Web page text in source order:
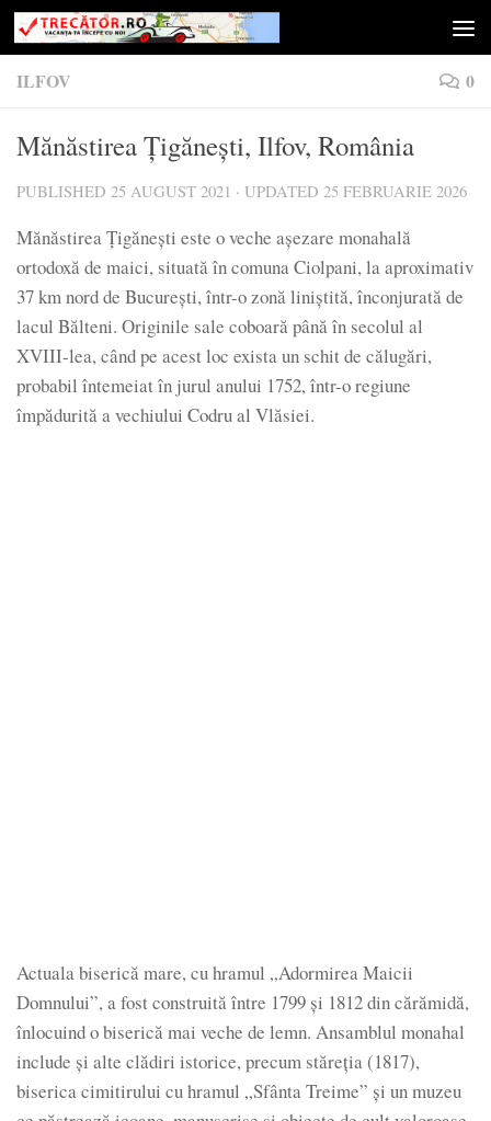
Skip to content
ILFOV 0
Mănăstirea Țigănești, Ilfov, România
PUBLISHED 25 AUGUST 2021 · UPDATED 25 FEBRUARIE 2026
Mănăstirea Țigănești este o veche așezare monahală
ortodoxă de maici, situată în comuna Ciolpani, la aproximativ
37 km nord de București, într-o zonă liniștită, înconjurată de
lacul Bălteni. Originile sale coboară până în secolul al
XVIII-lea, când pe acest loc exista un schit de călugări,
probabil întemeiat în jurul anului 1752, într-o regiune
împădurită a vechiului Codru al Vlăsiei.
Actuala biserică mare, cu hramul „Adormirea Maicii
Domnului”, a fost construită între 1799 și 1812 din cărămidă,
înlocuind o biserică mai veche de lemn. Ansamblul monahal
include și alte clădiri istorice, precum stăreția (1817),
biserica cimitirului cu hramul „Sfânta Treime” și un muzeu